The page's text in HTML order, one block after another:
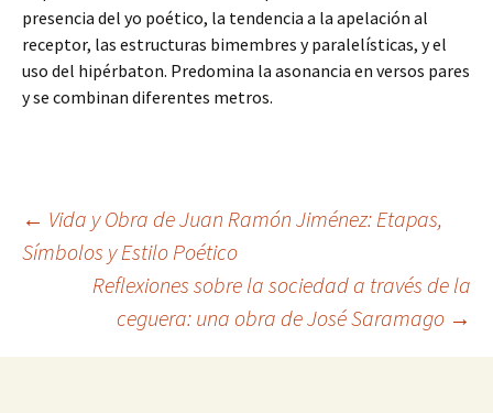
presencia del yo poético, la tendencia a la apelación al
receptor, las estructuras bimembres y paralelísticas, y el
uso del hipérbaton. Predomina la asonancia en versos pares
y se combinan diferentes metros.
Navegación
entradas
← Vida y Obra de Juan Ramón Jiménez: Etapas,
Símbolos y Estilo Poético
Reflexiones sobre la sociedad a través de la
ceguera: una obra de José Saramago →